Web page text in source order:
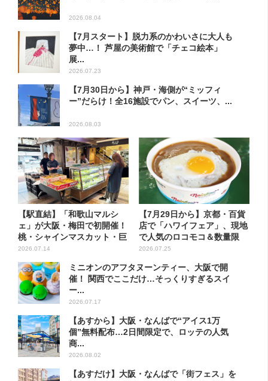
2026.08.04
【7月スタート】脱力系のかわいさに大人も
夢中…！ 芦屋の美術館で「チェコ絵本」
展...
2026.07.23
【7月30日から】神戸・海側が“ミッフィ
ー”だらけ！全16施設でパン、スイーツ、...
2026.08.03
【駅直結】「和歌山マルシ
ェ」が大阪・梅田で初開催！
桃・シャインマスカット・巨
峰が...
2026.07.14
【7月29日から】京都・百貨
店で「ハワイフェア」、現地
で人気のロコモコ＆数量限
定...
2026.07.25
ミニオンのアフタヌーンティー、大阪で開
催！ 関西でここだけ…そっくりすぎるスイ
ー...
2026.07.17
【あすから】大阪・なんばで“アイス1万
個”無料配布…2日間限定で、ロッテの人気
商...
2026.08.02
【あすだけ】大阪・なんばで「街フェス」を